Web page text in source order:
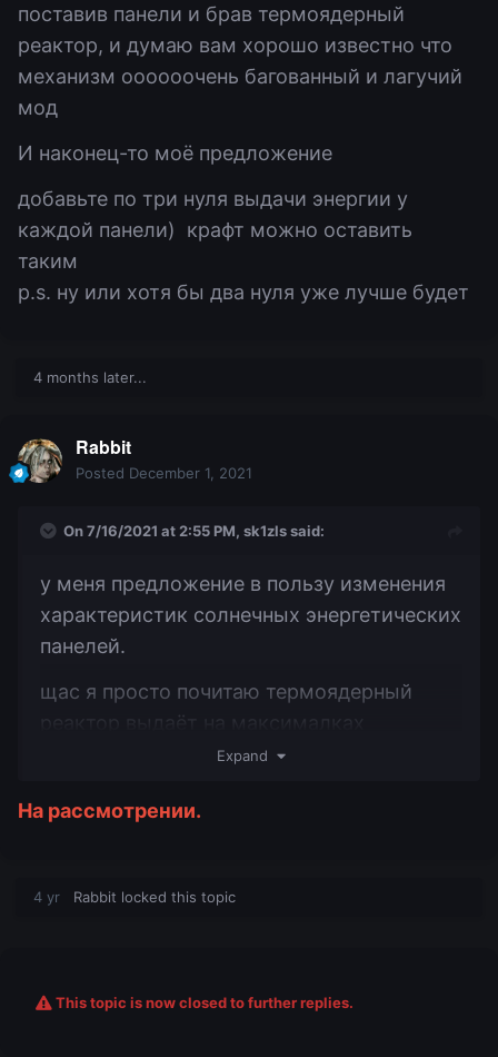
поставив панели и брав термоядерный
реактор, и думаю вам хорошо известно что
механизм оооооочень багованный и лагучий
мод
И наконец-то моё предложение
добавьте по три нуля выдачи энергии у
каждой панели) крафт можно оставить
таким
p.s. ну или хотя бы два нуля уже лучше будет
4 months later...
Rabbit
Posted December 1, 2021
On 7/16/2021 at 2:55 PM, sk1zlssaid:
у меня предложение в пользу изменения
характеристик солнечных энергетических
панелей.
щас я просто почитаю термоядерный
реактор выдаёт на максималках
примерно 2,3 mEU
бы быть эквивалентны термоядерному
количестве 6,5 штук
и так нам надо
Expand
На рассмотрении.
4 yr Rabbit locked this topic
This topic is now closed to further replies.